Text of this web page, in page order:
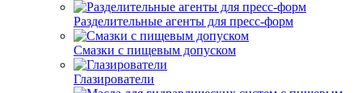
Разделительные агенты для пресс-форм
Смазки с пищевым допуском
Глазирователи